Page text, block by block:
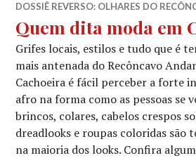
DOSSIÊ REVERSO: OLHARES DO
Quem dita moda em
Grifes locais, estilos e tudo que é
mais antenada do Recôncavo
Cachoeira é fácil perceber a forte
afro na forma como as pessoas se
brincos, colares, cabelos crespos
dreadlooks e roupas coloridas são
na maioria dos looks. Confira